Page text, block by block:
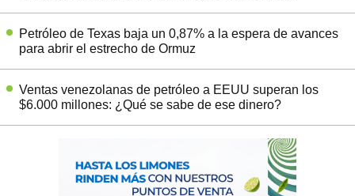
Petróleo de Texas baja un 0,87% a la espera de avances
para abrir el estrecho de Ormuz
Ventas venezolanas de petróleo a EEUU superan los
$6.000 millones: ¿Qué se sabe de ese dinero?